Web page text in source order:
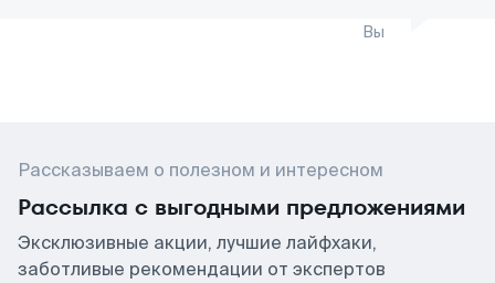
Вы
Рассказываем о полезном и интересном
Рассылка с выгодными предложениями
Эксклюзивные акции, лучшие лайфхаки,
заботливые рекомендации от экспертов